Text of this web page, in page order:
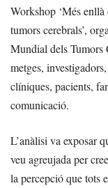
Workshop ‘Més
tumors cerebrals’,
Mundial dels Tumors
metges,
clíniques, pacients,
comunicació.
L’anàlisi va exposar
veu agreujada per
la percepció que tots